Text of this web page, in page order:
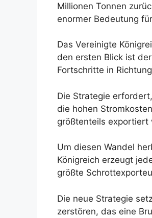
Millionen Tonnen
enormer Bedeutung
Das Vereinigte
den ersten Blick ist
Fortschritte in
Die Strategie
die hohen
größtenteils exportiert
Um diesen Wandel
Königreich erzeugt
größte
Die neue Strategie
zerstören, das eine